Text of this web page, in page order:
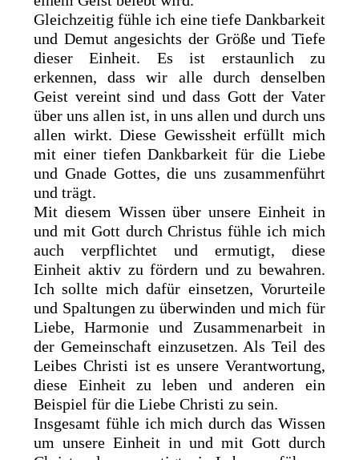
Gleichzeitig fühle ich eine tiefe Dankbarkeit
und Demut angesichts der Größe und Tiefe
dieser Einheit. Es ist erstaunlich zu
erkennen, dass wir alle durch denselben
Geist vereint sind und dass Gott der Vater
über uns allen ist, in uns allen und durch uns
allen wirkt. Diese Gewissheit erfüllt mich
mit einer tiefen Dankbarkeit für die Liebe
und Gnade Gottes, die uns zusammenführt
und trägt.
Mit diesem Wissen über unsere Einheit in
und mit Gott durch Christus fühle ich mich
auch verpflichtet und ermutigt, diese
Einheit aktiv zu fördern und zu bewahren.
Ich sollte mich dafür einsetzen, Vorurteile
und Spaltungen zu überwinden und mich für
Liebe, Harmonie und Zusammenarbeit in
der Gemeinschaft einzusetzen. Als Teil des
Leibes Christi ist es unsere Verantwortung,
diese Einheit zu leben und anderen ein
Beispiel für die Liebe Christi zu sein.
Insgesamt fühle ich mich durch das Wissen
um unsere Einheit in und mit Gott durch